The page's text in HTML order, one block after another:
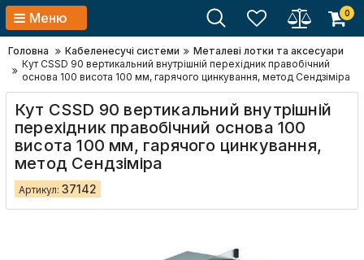
Меню 0
Головна Кабеленесучі системи
Металеві лотки та аксесуари
Кут CSSD 90 вертикальний внутрішній перехідник правобічний
основа 100 висота 100 мм, гарячого цинкування, метод Сендзіміра
Кут CSSD 90 вертикальний внутрішній
перехідник правобічний основа 100
висота 100 мм, гарячого цинкування,
метод Сендзіміра
Артикул: 37142